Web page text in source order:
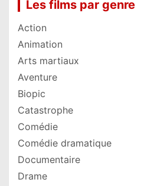
Les films par genre
Action
Animation
Arts martiaux
Aventure
Biopic
Catastrophe
Comédie
Comédie dramatique
Documentaire
Drame